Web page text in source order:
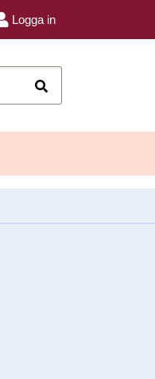
Logga in